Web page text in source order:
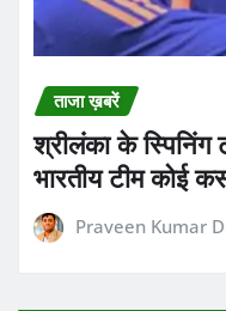
ताजा ख़बरें
श्रीलंका के स्पिनिंग
भारतीय टीम कोई
Praveen Kumar